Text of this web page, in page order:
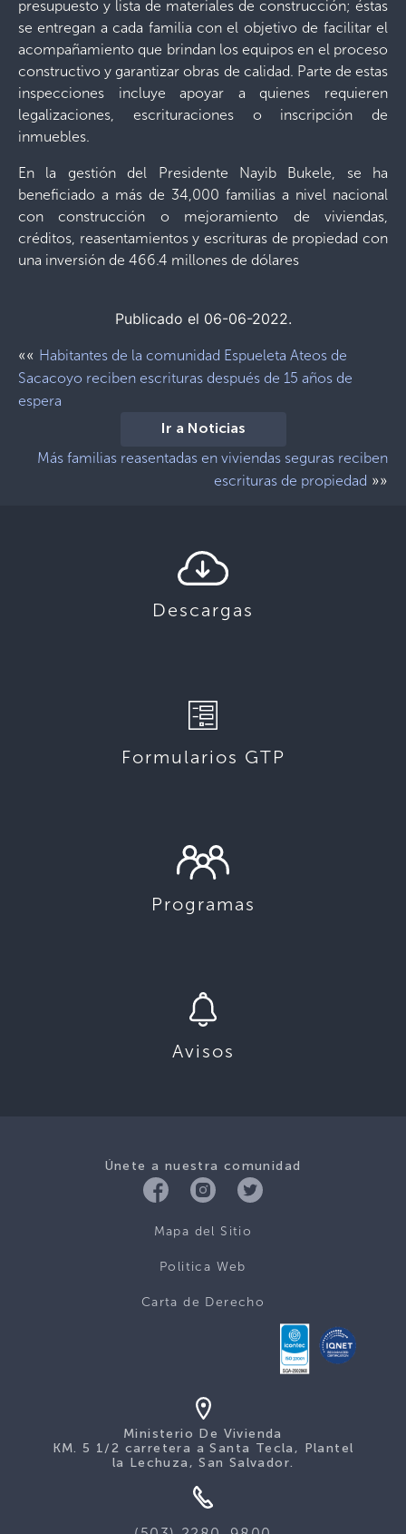
presupuesto y lista de materiales de construcción; éstas
se entregan a cada familia con el objetivo de facilitar el
acompañamiento que brindan los equipos en el proceso
constructivo y garantizar obras de calidad. Parte de estas
inspecciones incluye apoyar a quienes requieren
legalizaciones, escrituraciones o inscripción de
inmuebles.
En la gestión del Presidente Nayib Bukele, se ha
beneficiado a más de 34,000 familias a nivel nacional
con construcción o mejoramiento de viviendas,
créditos, reasentamientos y escrituras de propiedad con
una inversión de 466.4 millones de dólares
Publicado el 06-06-2022.
«« Habitantes de la comunidad Espueleta Ateos de
Sacacoyo reciben escrituras después de 15 años de
espera
Ir a Noticias
Más familias reasentadas en viviendas seguras reciben
escrituras de propiedad »»
Descargas
Formularios GTP
Programas
Avisos
Únete a nuestra comunidad
Mapa del Sitio
Politica Web
Carta de Derecho
Ministerio De Vivienda
KM. 5 1/2 carretera a Santa Tecla, Plantel
la Lechuza, San Salvador.